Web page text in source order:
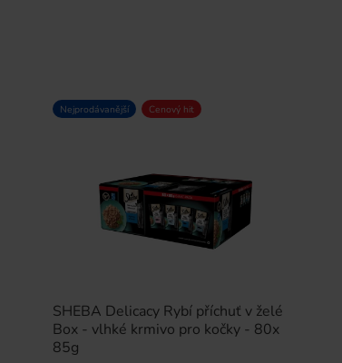
SHEBA Delicacy Rybí příchuť v želé
Box - vlhké krmivo pro kočky - 80x
85g
Nejprodávanější Cenový hit